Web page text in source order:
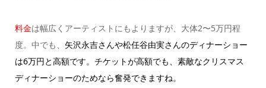
料金は幅広くアーティストにもよりますが、大体2〜5万円程
度。 中でも、 矢沢永吉さんや松任谷由実さんのディナーショー
は6万円と高額です。 チケットが高額でも、素敵なクリスマス
ディナーショーのためなら奮発できますね。